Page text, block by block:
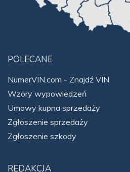
POLECANE
NumerVIN.com - Znajdź VIN
Wzory wypowiedzeń
Umowy kupna sprzedaży
Zgłoszenie sprzedaży
Zgłoszenie szkody
REDAKCJA